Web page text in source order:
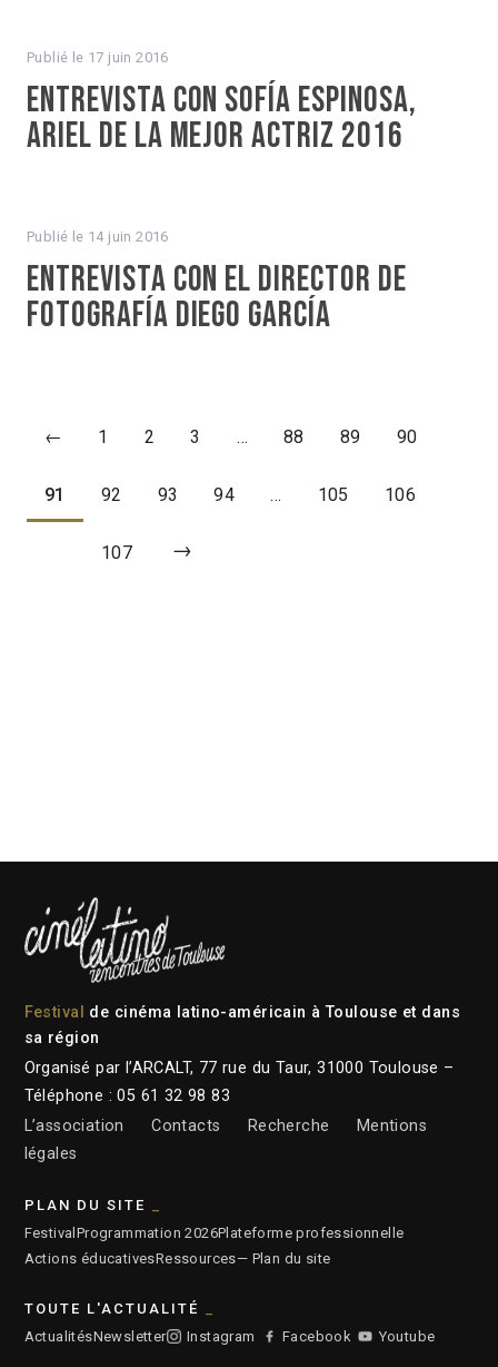
Publié le 17 juin 2016
Entrevista con Sofía Espinosa,
Ariel de la mejor actriz 2016
Publié le 14 juin 2016
Entrevista con el director de
fotografía Diego García
← 1 2 3 … 88 89 90
91 92 93 94 … 105 106
107 →
Festival
de cinéma latino-américain à Toulouse et dans
sa région
Organisé par l’ARCALT, 77 rue du Taur, 31000 Toulouse –
Téléphone : 05 61 32 98 83
L’association
Contacts Recherche
Mentions
légales
PLAN DU SITE
FestivalProgrammation 2026Plateforme professionnelle
Actions éducativesRessources— Plan du site
TOUTE L'ACTUALITÉ
ActualitésNewsletter Instagram Facebook Youtube